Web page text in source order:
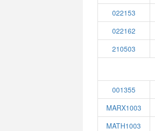
022153
022162
210503
001355
MARX1003
MATH1003